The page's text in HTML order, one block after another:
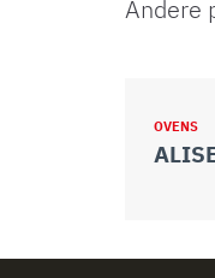
Andere
OVENS